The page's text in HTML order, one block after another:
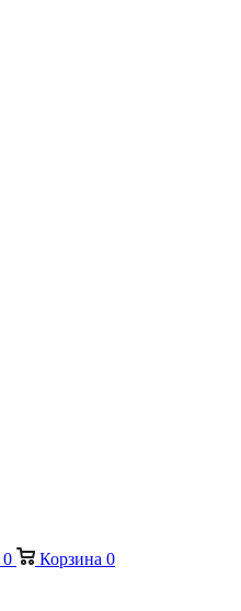
0 Корзина 0